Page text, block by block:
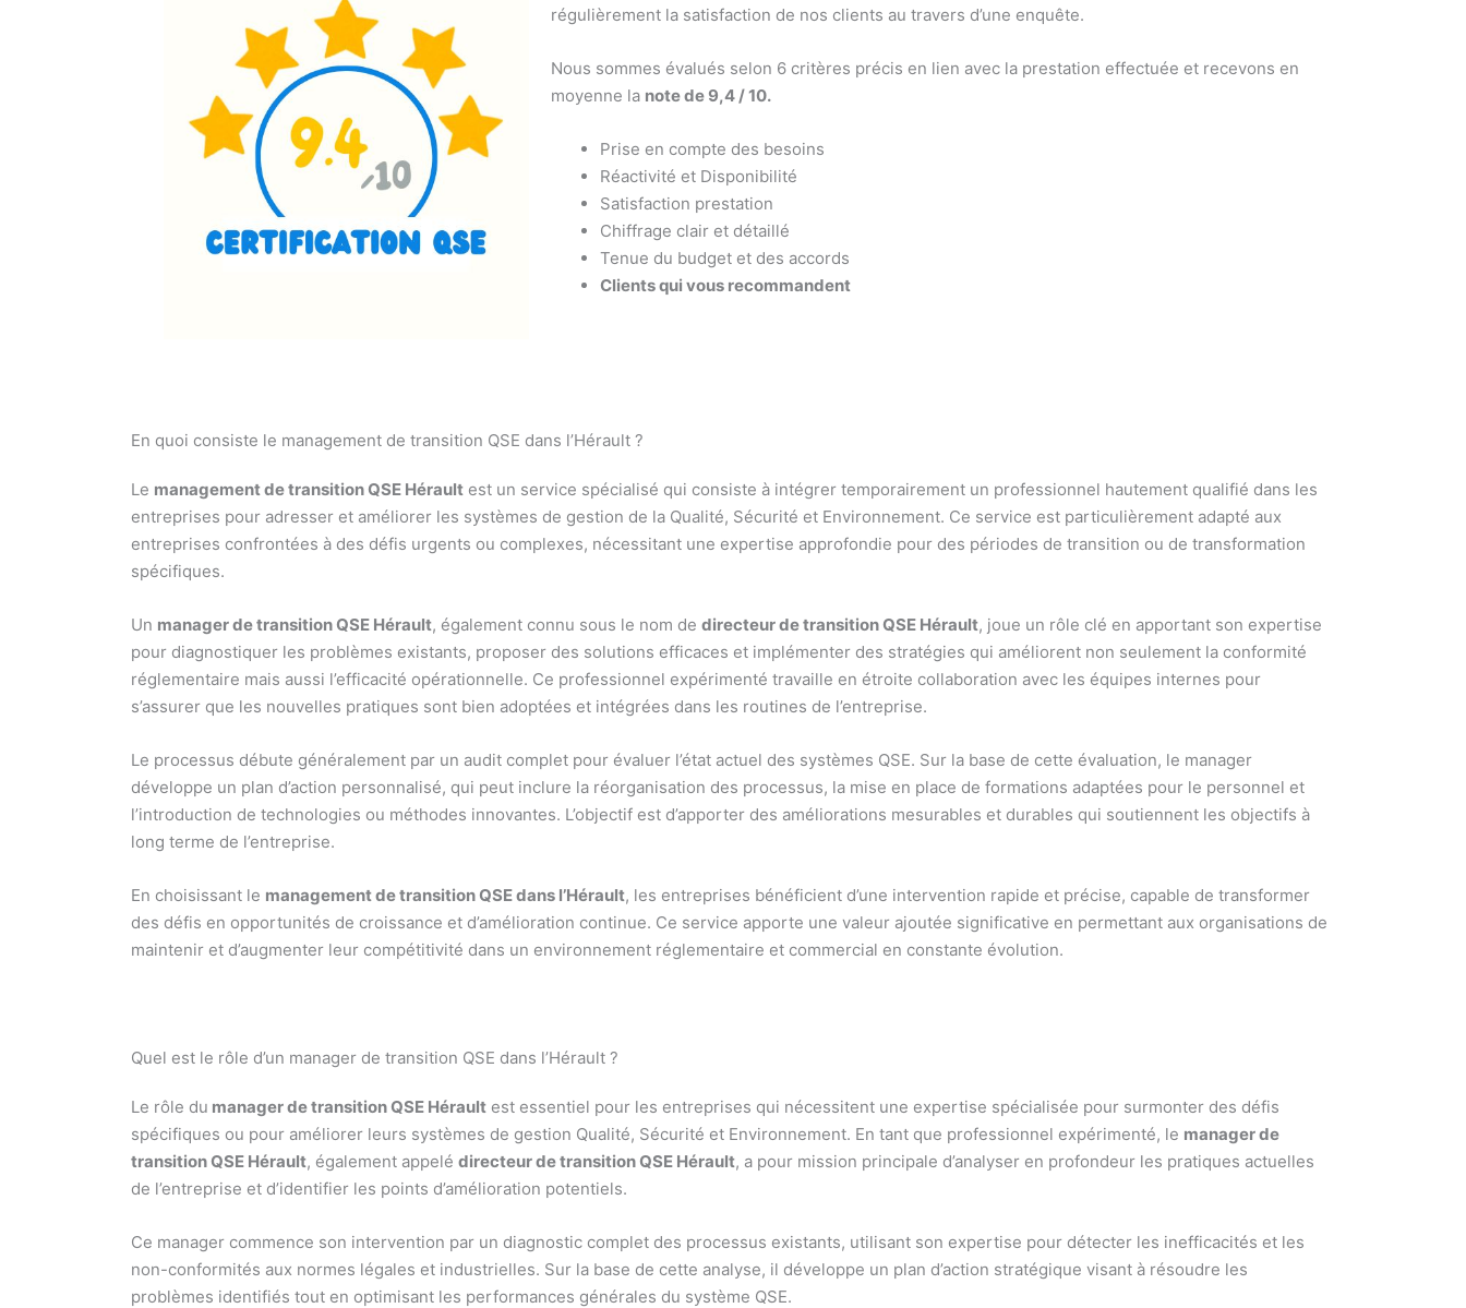
régulièrement la satisfaction de nos clients au travers d’une enquête.
Nous sommes évalués selon 6 critères précis en lien avec la prestation effectuée et recevons en
moyenne la note de 9,4 / 10.
Prise en compte des besoins
Réactivité et Disponibilité
Satisfaction prestation
Chiffrage clair et détaillé
Tenue du budget et des accords
Clients qui vous recommandent
En quoi consiste le management de transition QSE dans l’Hérault ?
Le management de transition QSE Hérault est un service spécialisé qui consiste à intégrer temporairement un professionnel hautement qualifié dans les
entreprises pour adresser et améliorer les systèmes de gestion de la Qualité, Sécurité et Environnement. Ce service est particulièrement adapté aux
entreprises confrontées à des défis urgents ou complexes, nécessitant une expertise approfondie pour des périodes de transition ou de transformation
spécifiques.
Un manager de transition QSE Hérault, également connu sous le nom dedirecteur de transition QSE Hérault, joue un rôle clé en apportant son expertise
pour diagnostiquer les problèmes existants, proposer des solutions efficaces et implémenter des stratégies qui améliorent non seulement la conformité
réglementaire mais aussi l’efficacité opérationnelle. Ce professionnel expérimenté travaille en étroite collaboration avec les équipes internes pour
s’assurer que les nouvelles pratiques sont bien adoptées et intégrées dans les routines de l’entreprise.
Le processus débute généralement par un audit complet pour évaluer l’état actuel des systèmes QSE. Sur la base de cette évaluation, le manager
développe un plan d’action personnalisé, qui peut inclure la réorganisation des processus, la mise en place de formations adaptées pour le personnel et
l’introduction de technologies ou méthodes innovantes. L’objectif est d’apporter des améliorations mesurables et durables qui soutiennent les objectifs à
long terme de l’entreprise.
En choisissant le management de transition QSE dans l’Hérault, les entreprises bénéficient d’une intervention rapide et précise, capable de transformer
des défis en opportunités de croissance et d’amélioration continue. Ce service apporte une valeur ajoutée significative en permettant aux organisations de
maintenir et d’augmenter leur compétitivité dans un environnement réglementaire et commercial en constante évolution.
Quel est le rôle d’un manager de transition QSE dans l’Hérault ?
Le rôle du manager de transition QSE Hérault est essentiel pour les entreprises qui nécessitent une expertise spécialisée pour surmonter des défis
spécifiques ou pour améliorer leurs systèmes de gestion Qualité, Sécurité et Environnement. En tant que professionnel expérimenté, le manager de
transition QSE Hérault, également appelédirecteur de transition QSE Hérault, a pour mission principale d’analyser en profondeur les pratiques actuelles
de l’entreprise et d’identifier les points d’amélioration potentiels.
Ce manager commence son intervention par un diagnostic complet des processus existants, utilisant son expertise pour détecter les inefficacités et les
non-conformités aux normes légales et industrielles. Sur la base de cette analyse, il développe un plan d’action stratégique visant à résoudre les
problèmes identifiés tout en optimisant les performances générales du système QSE.